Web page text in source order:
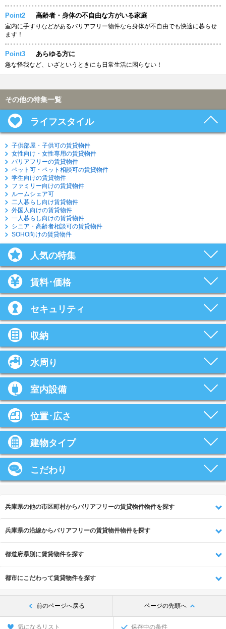
Point2 高齢者・身体の不自由な方がいる家庭
室内に手すりなどがあるバリアフリー物件なら身体が不自由でも快適に暮らせ
ます！
Point3 あらゆる方に
急な怪我など、いざというときにも日常生活に困らない！
その他の特集一覧
ライフスタイル
子供部屋・子供可の賃貸物件
女性向け・女性専用の賃貸物件
バリアフリーの賃貸物件
ペット可・ペット相談可の賃貸物件
学生向けの賃貸物件
ファミリー向けの賃貸物件
ルームシェア可
二人暮らし向け賃貸物件
外国人向けの賃貸物件
一人暮らし向けの賃貸物件
シニア・高齢者相談可の賃貸物件
SOHO向けの賃貸物件
人気の特集
賃料･価格
セキュリティ
収納
水周り
室内設備
位置･広さ
建物タイプ
こだわり
兵庫県の他の市区町村からバリアフリーの賃貸物件物件を探す
兵庫県の沿線からバリアフリーの賃貸物件物件を探す
都道府県別に賃貸物件を探す
都市にこだわって賃貸物件を探す
前のページへ戻る ページの先頭へ
気になるリスト 保存中の条件